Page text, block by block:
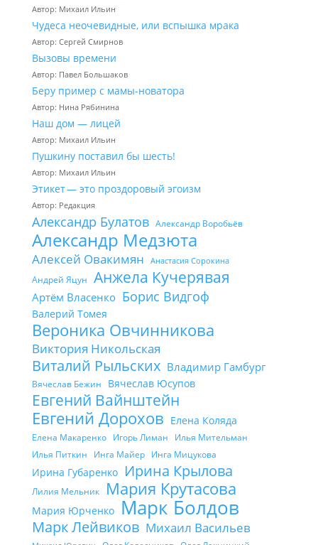
Автор: Михаил Ильин
Чудеса неочевидные, или вспышка мрака
Автор: Сергей Смирнов
Вызовы времени
Автор: Павел Большаков
Беру пример с мамы-новатора
Автор: Нина Рябинина
Наш дом — лицей
Автор: Михаил Ильин
Пушкину поставил бы шесть!
Автор: Михаил Ильин
Этикет — это проздоровый эгоизм
Автор: Редакция
Александр Булатов Александр Воробьёв
Александр Медзюта
Алексей Овакимян Анастасия Сорокина
Андрей Яцун Анжела Кучерявая
Артём Власенко Борис Видгоф
Валерий Томея
Вероника Овчинникова
Виктория Никольская
Виталий Рыльских Владимир Гамбург
Вячеслав Бежин Вячеслав Юсупов
Евгений Вайнштейн
Евгений Дорохов Елена Коляда
Елена Макаренко Игорь Лиман
Илья Мительман
Илья Питкин
Инга Майер Инга Мицукова
Ирина Губаренко Ирина Крылова
Лилия Мельник Мария Крутасова
Мария Юрченко Марк Болдов
Марк Лейвиков Михаил Васильев